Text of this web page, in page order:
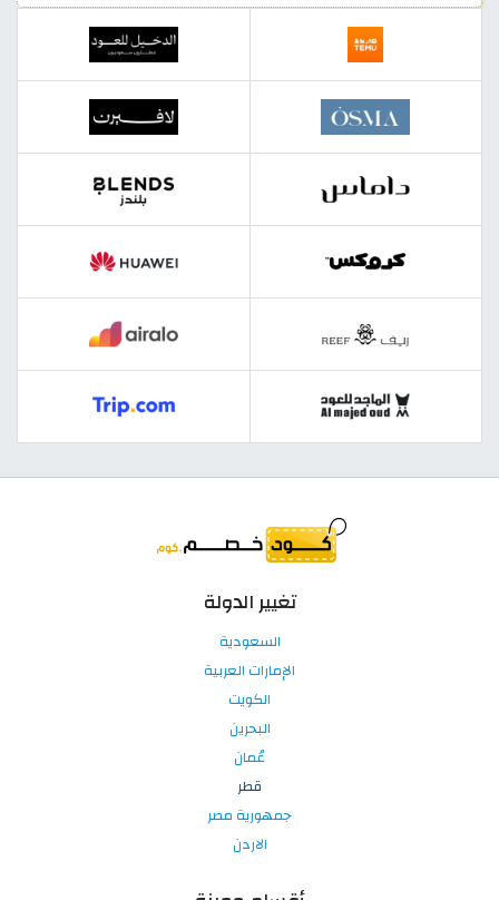
تغيير الدولة
السعودية
الإمارات العربية
الكويت
البحرين
عُمان
قطر
جمهورية مصر
الاردن